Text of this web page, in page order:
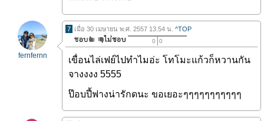
fernfernn
7 เมื่อ 30 เมษายน พ.ศ. 2557 13.54 น. ^TOP
0 0
เขื่อนไล่เฟย์ไปทำไมอ่ะ โทโมะแก้วก็หวานกัน
จางงงง 5555
ป๊อบปี้ฟางน่ารักดนะ ขอเยอะๆๆๆๆๆๆๆๆๆๆๆ